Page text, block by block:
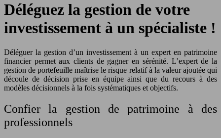
Déléguez la gestion de votre
investissement à un spécialiste !
Déléguer la gestion d’un investissement à un expert en patrimoine
financier permet aux clients de gagner en sérénité. L’expert de la
gestion de portefeuille maîtrise le risque relatif à la valeur ajoutée qui
découle de décision prise en équipe ainsi que du recours à des
modèles décisionnels à la fois systématiques et objectifs.
Confier la gestion de patrimoine à des
professionnels